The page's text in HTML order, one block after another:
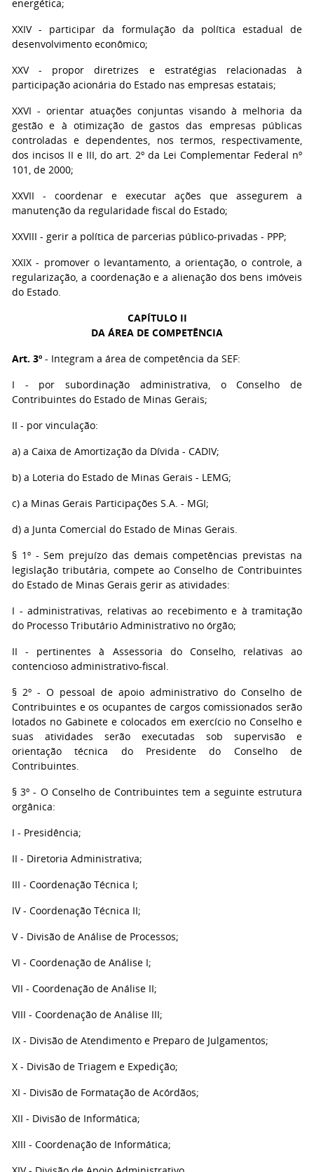
energética;
XXIV - participar da formulação da política estadual de
desenvolvimento econômico;
XXV - propor diretrizes e estratégias relacionadas à
participação acionária do Estado nas empresas estatais;
XXVI - orientar atuações conjuntas visando à melhoria da
gestão e à otimização de gastos das empresas públicas
controladas e dependentes, nos termos, respectivamente,
dos incisos II e III, do art. 2º da Lei Complementar Federal nº
101, de 2000;
XXVII - coordenar e executar ações que assegurem a
manutenção da regularidade fiscal do Estado;
XXVIII - gerir a política de parcerias público-privadas - PPP;
XXIX - promover o levantamento, a orientação, o controle, a
regularização, a coordenação e a alienação dos bens imóveis
do Estado.
CAPÍTULO II
DA ÁREA DE COMPETÊNCIA
Art. 3º - Integram a área de competência da SEF:
I - por subordinação administrativa, o Conselho de
Contribuintes do Estado de Minas Gerais;
II - por vinculação:
a) a Caixa de Amortização da Dívida - CADIV;
b) a Loteria do Estado de Minas Gerais - LEMG;
c) a Minas Gerais Participações S.A. - MGI;
d) a Junta Comercial do Estado de Minas Gerais.
§ 1º - Sem prejuízo das demais competências previstas na
legislação tributária, compete ao Conselho de Contribuintes
do Estado de Minas Gerais gerir as atividades:
I - administrativas, relativas ao recebimento e à tramitação
do Processo Tributário Administrativo no órgão;
II - pertinentes à Assessoria do Conselho, relativas ao
contencioso administrativo-fiscal.
§ 2º - O pessoal de apoio administrativo do Conselho de
Contribuintes e os ocupantes de cargos comissionados serão
lotados no Gabinete e colocados em exercício no Conselho e
suas atividades serão executadas sob supervisão e
orientação técnica do Presidente do Conselho de
Contribuintes.
§ 3º - O Conselho de Contribuintes tem a seguinte estrutura
orgânica:
I - Presidência;
II - Diretoria Administrativa;
III - Coordenação Técnica I;
IV - Coordenação Técnica II;
V - Divisão de Análise de Processos;
VI - Coordenação de Análise I;
VII - Coordenação de Análise II;
VIII - Coordenação de Análise III;
IX - Divisão de Atendimento e Preparo de Julgamentos;
X - Divisão de Triagem e Expedição;
XI - Divisão de Formatação de Acórdãos;
XII - Divisão de Informática;
XIII - Coordenação de Informática;